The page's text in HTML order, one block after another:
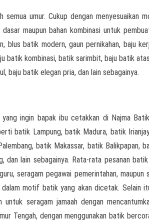
umur. Cukup dengan menyesuaikan
maupun bahan kombinasi untuk
batik modern, gaun pernikahan, baju
batik kombinasi, batik sarimbit, baju batik
baju batik elegan pria, dan lain sebagainya.
ingin bapak ibu cetakkan di Najma
batik Lampung, batik Madura, batik
batik Makassar, batik Balikpapan,
lain sebagainya. Rata-rata pesanan batik
seragam pegawai pemerintahan, maupun
motif batik yang akan dicetak. Selain
seragam jamaah dengan
Tengah, dengan menggunakan batik